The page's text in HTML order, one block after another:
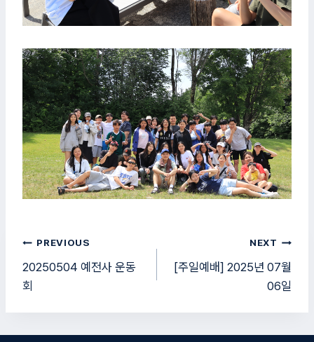
글
탐
색
PREVIOUS
20250504 예전사 운동
회
NEXT
[주일예배] 2025년 07월
06일